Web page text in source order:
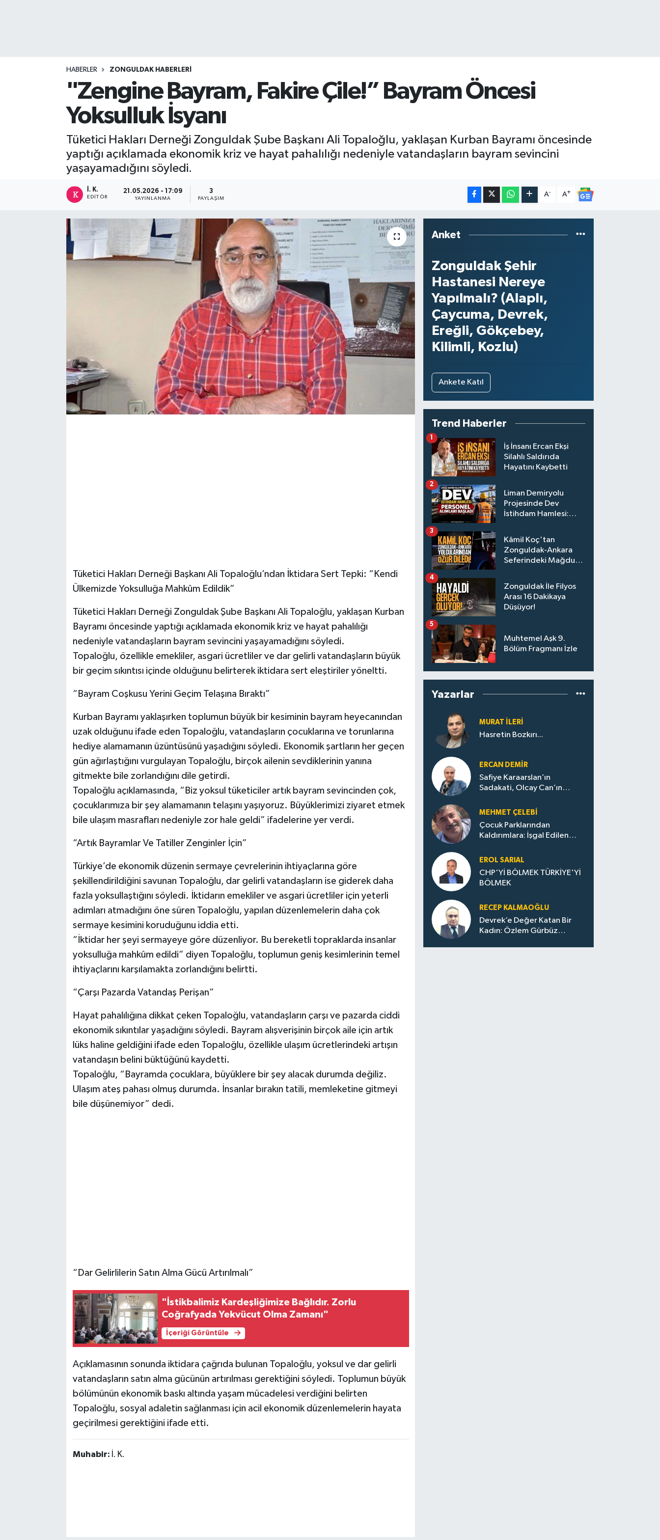
HABERLER ZONGULDAK HABERLERI
"Zengine Bayram, Fakire Çile!” Bayram Öncesi
Yoksulluk İsyanı
Tüketici Hakları Derneği Zonguldak Şube Başkanı Ali Topaloğlu, yaklaşan Kurban Bayramı öncesinde
yaptığı açıklamada ekonomik kriz ve hayat pahalılığı nedeniyle vatandaşların bayram sevincini
yaşayamadığını söyledi.
İ. K.
EDITÖR
21.05.2026 - 17:09
YAYINLANMA
3
PAYLAŞIM
A- A+
Tüketici Hakları Derneği Başkanı Ali Topaloğlu’ndan İktidara Sert Tepki: “Kendi
Ülkemizde Yoksulluğa Mahkûm Edildik”
Tüketici Hakları Derneği Zonguldak Şube Başkanı Ali Topaloğlu, yaklaşan Kurban
Bayramı öncesinde yaptığı açıklamada ekonomik kriz ve hayat pahalılığı
nedeniyle vatandaşların bayram sevincini yaşayamadığını söyledi.
Topaloğlu, özellikle emekliler, asgari ücretliler ve dar gelirli vatandaşların büyük
bir geçim sıkıntısı içinde olduğunu belirterek iktidara sert eleştiriler yöneltti.
“Bayram Coşkusu Yerini Geçim Telaşına Bıraktı”
Kurban Bayramı yaklaşırken toplumun büyük bir kesiminin bayram heyecanından
uzak olduğunu ifade eden Topaloğlu, vatandaşların çocuklarına ve torunlarına
hediye alamamanın üzüntüsünü yaşadığını söyledi. Ekonomik şartların her geçen
gün ağırlaştığını vurgulayan Topaloğlu, birçok ailenin sevdiklerinin yanına
gitmekte bile zorlandığını dile getirdi.
Topaloğlu açıklamasında, “Biz yoksul tüketiciler artık bayram sevincinden çok,
çocuklarımıza bir şey alamamanın telaşını yaşıyoruz. Büyüklerimizi ziyaret etmek
bile ulaşım masrafları nedeniyle zor hale geldi” ifadelerine yer verdi.
“Artık Bayramlar Ve Tatiller Zenginler İçin”
Türkiye’de ekonomik düzenin sermaye çevrelerinin ihtiyaçlarına göre
şekillendirildiğini savunan Topaloğlu, dar gelirli vatandaşların ise giderek daha
fazla yoksullaştığını söyledi. İktidarın emekliler ve asgari ücretliler için yeterli
adımları atmadığını öne süren Topaloğlu, yapılan düzenlemelerin daha çok
sermaye kesimini koruduğunu iddia etti.
“İktidar her şeyi sermayeye göre düzenliyor. Bu bereketli topraklarda insanlar
yoksulluğa mahkûm edildi” diyen Topaloğlu, toplumun geniş kesimlerinin temel
ihtiyaçlarını karşılamakta zorlandığını belirtti.
“Çarşı Pazarda Vatandaş Perişan”
Hayat pahalılığına dikkat çeken Topaloğlu, vatandaşların çarşı ve pazarda ciddi
ekonomik sıkıntılar yaşadığını söyledi. Bayram alışverişinin birçok aile için artık
lüks haline geldiğini ifade eden Topaloğlu, özellikle ulaşım ücretlerindeki artışın
vatandaşın belini büktüğünü kaydetti.
Topaloğlu, “Bayramda çocuklara, büyüklere bir şey alacak durumda değiliz.
Ulaşım ateş pahası olmuş durumda. İnsanlar bırakın tatili, memleketine gitmeyi
bile düşünemiyor” dedi.
“Dar Gelirlilerin Satın Alma Gücü Artırılmalı”
"İstikbalimiz Kardeşliğimize Bağlıdır. Zorlu
Coğrafyada Yekvücut Olma Zamanı"
İçeriği Görüntüle
Açıklamasının sonunda iktidara çağrıda bulunan Topaloğlu, yoksul ve dar gelirli
vatandaşların satın alma gücünün artırılması gerektiğini söyledi. Toplumun büyük
bölümünün ekonomik baskı altında yaşam mücadelesi verdiğini belirten
Topaloğlu, sosyal adaletin sağlanması için acil ekonomik düzenlemelerin hayata
geçirilmesi gerektiğini ifade etti.
Muhabir: İ. K.
Anket
Zonguldak Şehir
Hastanesi Nereye
Yapılmalı? (Alaplı,
Çaycuma, Devrek,
Ereğli, Gökçebey,
Kilimli, Kozlu)
Ankete Katıl
Trend Haberler
İş İnsanı Ercan Ekşi
Silahlı Saldırıda
Hayatını Kaybetti
1
Liman Demiryolu
Projesinde Dev
İstihdam Hamlesi:
2
Kâmil Koç'tan
Zonguldak-Ankara
Seferindeki Mağdur
3
Zonguldak İle Filyos
Arası 16 Dakikaya
Düşüyor!
4
Muhtemel Aşk 9.
Bölüm Fragmanı İzle
5
Yazarlar
MURAT İLERI
Hasretin Bozkırı...
ERCAN DEMIR
Safiye Karaarslan’ın
Sadakati, Olcay Can’ın
Zonguldak’ta Yeni Dönemi..
MEHMET ÇELEBI
Çocuk Parklarından
Kaldırımlara: İşgal Edilen
Evler Çöp Dolu
EROL SARIAL
CHP'Yİ BÖLMEK TÜRKİYE'Yİ
BÖLMEK
RECEP KALMAOĞLU
Devrek’e Değer Katan Bir
Kadın: Özlem Gürbüz
KASTAMONU